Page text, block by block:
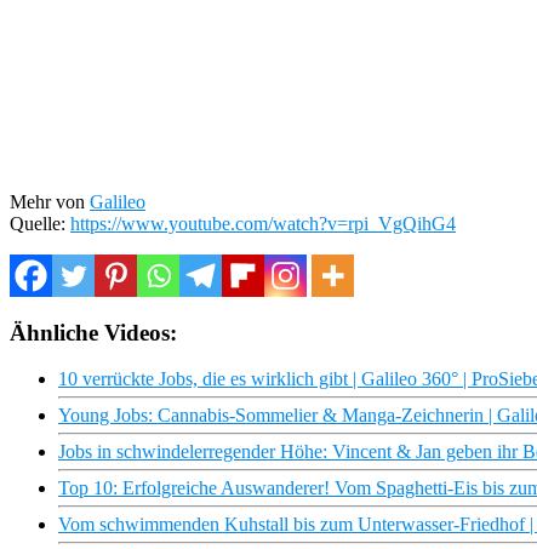
Mehr von Galileo
Quelle: https://www.youtube.com/watch?v=rpi_VgQihG4
Ähnliche Videos:
10 verrückte Jobs, die es wirklich gibt | Galileo 360° |
Young Jobs: Cannabis-Sommelier & Manga-Zeichnerin |
Jobs in schwindelerregender Höhe: Vincent & Jan geben ihr
Top 10: Erfolgreiche Auswanderer! Vom Spaghetti-Eis bis
Vom schwimmenden Kuhstall bis zum Unterwasser-Friedhof